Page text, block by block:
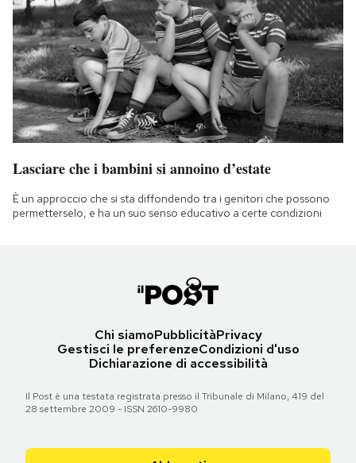
Lasciare che i bambini si annoino d’estate
È un approccio che si sta diffondendo tra i genitori che possono
permetterselo, e ha un suo senso educativo a certe condizioni
Chi siamoPubblicitàPrivacy
Gestisci le preferenzeCondizioni d'uso
Dichiarazione di accessibilità
Il Post è una testata registrata presso il Tribunale di Milano, 419 del
28 settembre 2009 - ISSN 2610-9980